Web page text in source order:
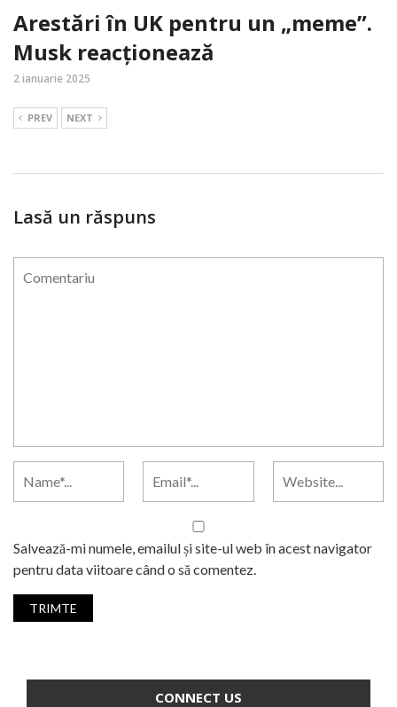
Arestări în UK pentru un „meme”.
Musk reacționează
2 ianuarie 2025
PREV NEXT
Lasă un răspuns
Salvează-mi numele, emailul și site-ul web în acest navigator
pentru data viitoare când o să comentez.
CONNECT US